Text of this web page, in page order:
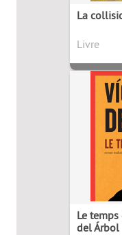
La
Livre
Le
del Árbol